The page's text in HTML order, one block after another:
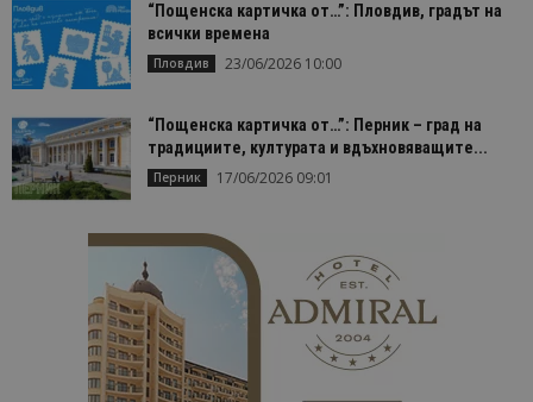
“Пощенска картичка от…”: Пловдив, градът на
всички времена
Пловдив 23/06/2026 10:00
“Пощенска картичка от…”: Перник – град на
традициите, културата и вдъхновяващите...
Перник 17/06/2026 09:01